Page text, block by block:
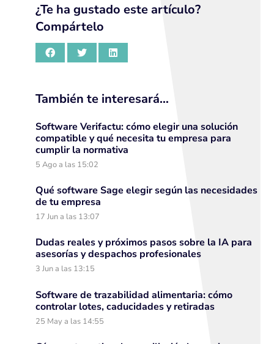
¿Te ha gustado este artículo?
Compártelo
También te interesará…
Software Verifactu: cómo elegir una solución
compatible y qué necesita tu empresa para
cumplir la normativa
5 Ago a las 15:02
Qué software Sage elegir según las necesidades
de tu empresa
17 Jun a las 13:07
Dudas reales y próximos pasos sobre la IA para
asesorías y despachos profesionales
3 Jun a las 13:15
Software de trazabilidad alimentaria: cómo
controlar lotes, caducidades y retiradas
25 May a las 14:55